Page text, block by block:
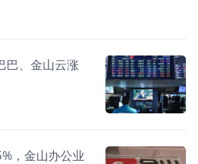
巴、金山云涨
，金山办公业